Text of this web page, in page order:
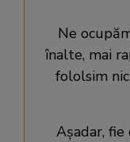
Ne
înalte, mai
fololsim
Așadar, fie